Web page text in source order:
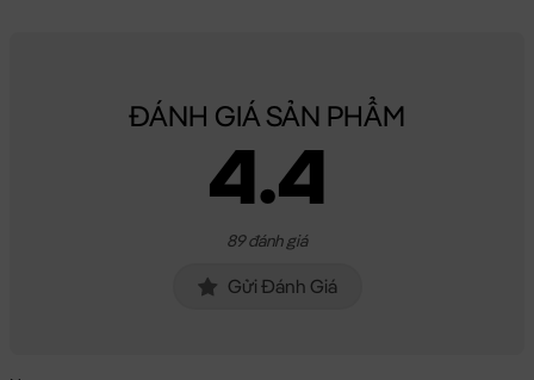
ĐÁNH GIÁ SẢN PHẨM
4.4
89 đánh giá
Gửi Đánh Giá